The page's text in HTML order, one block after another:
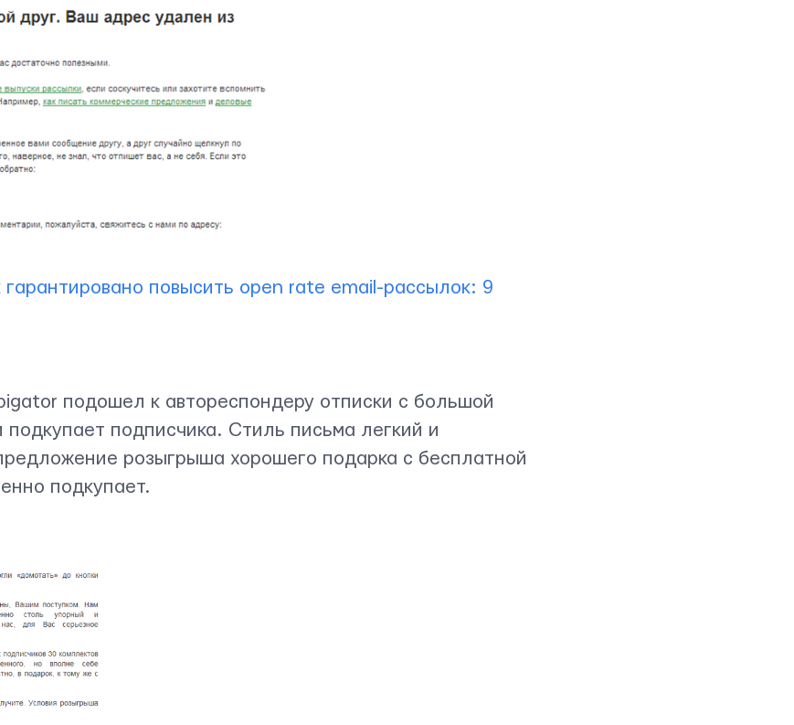
гарантировано повысить open rate email-рассылок: 9
подошел к автореспондеру отписки с большой
подписчика. Стиль письма легкий и
розыгрыша хорошего подарка с бесплатной
подкупает.